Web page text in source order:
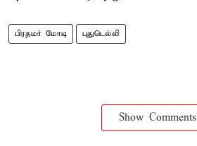
பிரதமர் மோடி புதுடெல்லி
Show Comments